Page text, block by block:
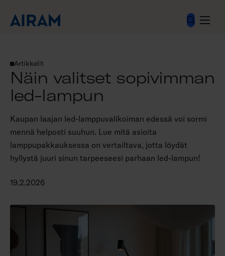
sisältöön
Artikkelit
Näin valitset sopivimman led-lampun
Näin valitset sopivimman
led-lampun
Kaupan laajan led-lamppuvalikoiman edessä voi sormi
mennä helposti suuhun. Lue mitä asioita
lamppupakkauksessa on vertailtava, jotta löydät
hyllystä juuri sinun tarpeeseesi parhaan led-lampun!
19.2.2026